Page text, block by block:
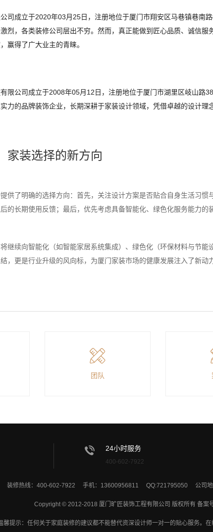
司成立于2020年03月25日，注册地位于厦门市翔安区马巷镇巷南
烈，各类装修公司层出不穷。然而，真正能做到匠心品质、诚信
赢得了广大业主的青睐。
限公司成立于2008年05月12日，注册地位于厦门市湖里区岐山路
力的品牌装饰企业，长期深耕于家装设计领域，凭借卓越的设计
家装选择的新方向
供了明确的选择方向：首先，关注设计方案是否贴合自身生活习
的长期使用反馈；最后，优先考虑具备智能化、绿色化服务能力的
继续向智能化（如智能家居系统集成）、绿色化（环保材料与节
，更是行业升级的风向标，为厦门家装市场的健康发展注入了新动力
团队
24小时服务
400-602-7922
装修热线：400-602-7922 手机：13600956811 QQ:721795050 公司地
Copyright © 2012-2018 厦门旷匠装饰工程有限公司 版权所有 备案号
馨提示：任何关于家庭装修的建议都不能替代资深设计师一对一的贴心服务。在